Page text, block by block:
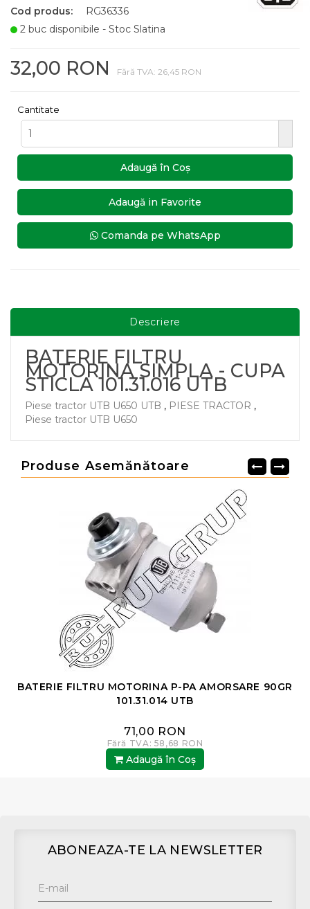
Cod produs:
RG36336
2 buc disponibile - Stoc Slatina
32,00 RON Fără TVA: 26,45 RON
Cantitate
Adaugă în Coş
Adaugă in Favorite
Comanda pe WhatsApp
Descriere
BATERIE FILTRU
MOTORINA SIMPLA - CUPA
STICLA 101.31.016 UTB
Piese tractor UTB U650 UTB , PIESE TRACTOR ,
Piese tractor UTB U650
Produse Asemănătoare
BATERIE FILTRU MOTORINA P-PA AMORSARE 90GR
101.31.014 UTB
71,00 RON
Fără TVA: 58,68 RON
Adaugă în Coş
ABONEAZA-TE LA NEWSLETTER